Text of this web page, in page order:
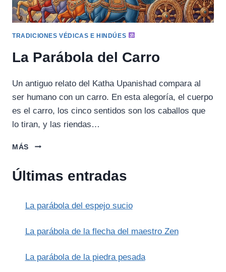
TRADICIONES VÉDICAS E HINDÚES
La Parábola del Carro
Un antiguo relato del Katha Upanishad compara al
ser humano con un carro. En esta alegoría, el cuerpo
es el carro, los cinco sentidos son los caballos que
lo tiran, y las riendas…
MÁS
LA
CARRO
Últimas entradas
La parábola del espejo sucio
La parábola de la flecha del maestro Zen
La parábola de la piedra pesada